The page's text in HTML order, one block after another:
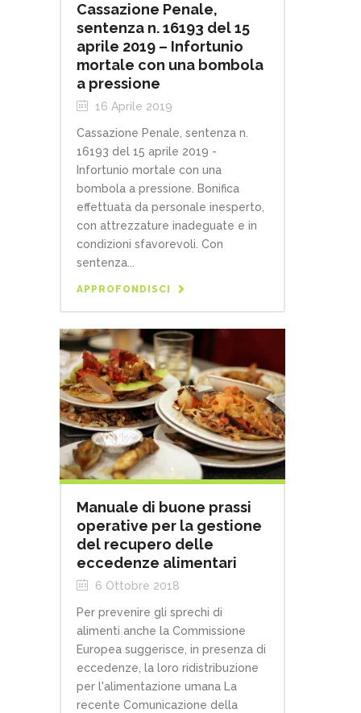
Cassazione Penale,
sentenza n. 16193 del 15
aprile 2019 – Infortunio
mortale con una bombola
a pressione
16 Aprile 2019
Cassazione Penale, sentenza n.
16193 del 15 aprile 2019 -
Infortunio mortale con una
bombola a pressione. Bonifica
effettuata da personale inesperto,
con attrezzature inadeguate e in
condizioni sfavorevoli. Con
sentenza...
APPROFONDISCI
Manuale di buone prassi
operative per la gestione
del recupero delle
eccedenze alimentari
6 Ottobre 2018
Per prevenire gli sprechi di
alimenti anche la Commissione
Europea suggerisce, in presenza di
eccedenze, la loro ridistribuzione
per l'alimentazione umana La
recente Comunicazione della